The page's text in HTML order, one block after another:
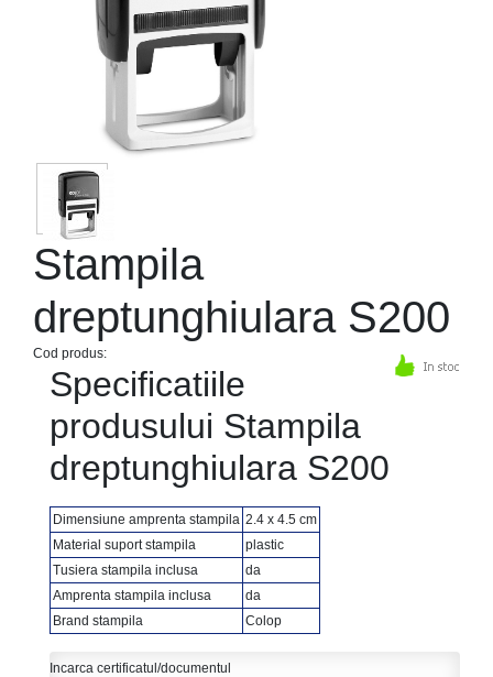
Stampila
dreptunghiulara S200
Cod produs:
Specificatiile
produsului Stampila
dreptunghiulara S200
Dimensiune amprenta stampila 2.4 x 4.5 cm
Material suport stampila
plastic
Tusiera stampila inclusa
da
Amprenta stampila inclusa
da
Brand stampila
Colop
Incarca certificatul/documentul